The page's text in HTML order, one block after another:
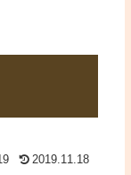
2019.11.18